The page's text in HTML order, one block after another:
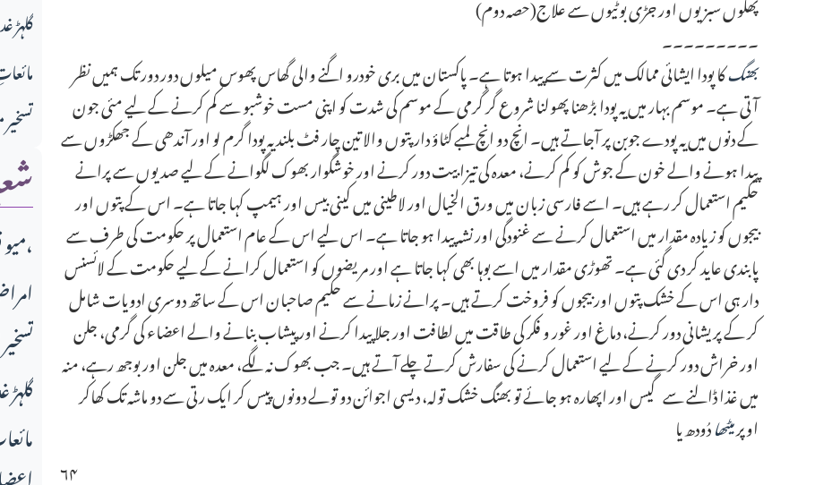
گلہڑ
میو قوم کی تعلیمی انفرادی و اجتماعی سرگرمیاں،
۔۔۔۔۔۔۔۔۔
بھنگکا پودا ایشائی ممالک میں کثرت سے پیدا ہوتا ہے۔ پاکستان میں بری خودرو اگنے والی گھاس پھوس میلوں دور دور تک ہمیں نظر
آتی ہے۔ موسم بہار میں یہ پودا بڑھنا پھولنا شروع گر گرمی کے موسم کی شدت کو اپنی مست خوشبو سے کم کرنے کے لیے مئی جون
کے دنوں میں یہ پودے جوبن پر آجاتے ہیں۔ انچ دو انچ لمبے کٹاؤ دار پتوں والا تین چار فٹ بلند یہ پودا گرم لو اور آندھی کے جھکڑوں سے
پیدا ہونے والے خون کے جوش کو کم کرنے، معدہ کی تیزابیت دور کرنے اور خوشگوار بھوک لگوانے کے لیے صدیوں سے پرانے
حکیم استعمال کر رہے ہیں۔ اسے فارسی زبان میں ورق الخیال اور لاطینی میں کینی بیس اور ہیمپ کہا جاتا ہے۔ اس کے پتوں اور
بیجوں کو زیادہ مقدار میں استعمال کرنے سے غنودگی اور نشہ پیدا ہو جاتا ہے۔ اس لیے اس کے عام استعمال پر حکومت کی طرف سے
پابندی عاید کر دی گئی ہے۔ تھوڑی مقدار میں اسے بوہا بھی کہا جاتا ہے اور مریضوں کو استعمال کرانے کے لیے حکومت کے لائسنس
دار ہی اس کے خشک پتوں اور بیجوں کو فروخت کرتے ہیں۔ پرانے زمانے سے حکیم صاحبان اس کے ساتھ دوسری ادویات شامل
کر کے پریشانی دور کرنے، دماغ اور غور و فکر کی طاقت میں لطافت اور جلا پیدا کرنے اور پیشاب بنانے والے اعضاء کی گرمی، جلن
اور خراش دور کرنے کے لیے استعمال کرنے کی سفارش کرتے چلے آتے ہیں۔ جب بھوک نہ لگے، معدہ میں جلن اور بوجھ رہے، منہ
میں غذا ڈالنے سے گیس اور اپھارہ ہو جائے تو بھنگ خشک تولہ، دیسی اجوائن دو تولے دونوں پیس کر ایک رتی سے دو ماشہ تک کھاکر
اوپرمیٹھادُودھ یا
۶۴